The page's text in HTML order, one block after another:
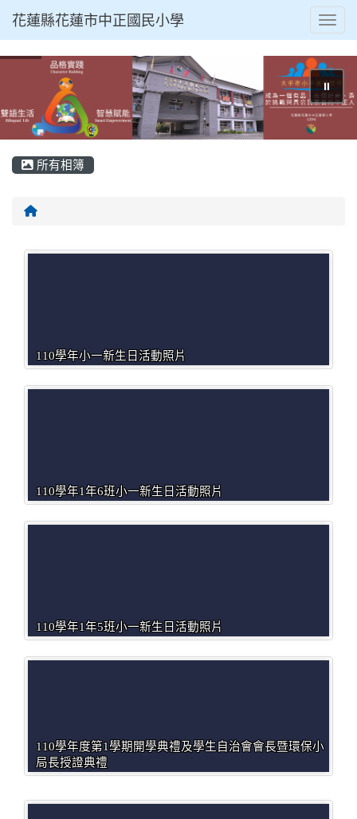
花蓮縣花蓮市中正國民小學
⏸
所有相簿
回首頁
110學年小一新生日活動照片
110學年1年6班小一新生日活動照片
110學年1年5班小一新生日活動照片
110學年度第1學期開學典禮及學生自治會會長暨環保小
局長授證典禮